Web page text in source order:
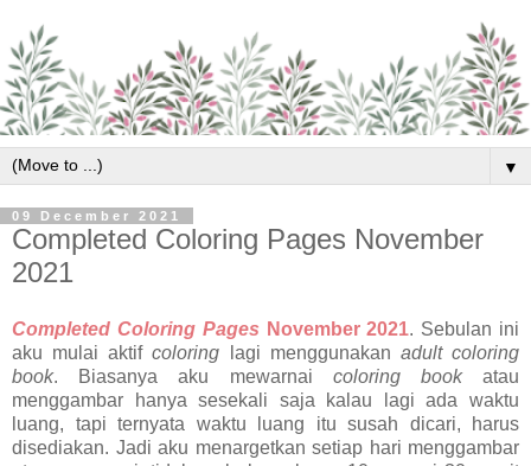
▼
09 December 2021
Completed Coloring Pages November
2021
Completed Coloring Pages November 2021. Sebulan ini
aku mulai aktifcoloring lagi menggunakan adult coloring
book. Biasanya aku mewarnai coloring bookatau
menggambar hanya sesekali saja kalau lagi ada waktu
luang, tapi ternyata waktu luang itu susah dicari, harus
disediakan. Jadi aku menargetkan setiap hari menggambar